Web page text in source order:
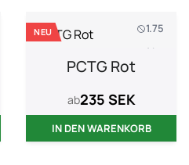
1.75
1 kg
NEU
PCTG Rot
ab235 SEK
IN DEN WARENKORB